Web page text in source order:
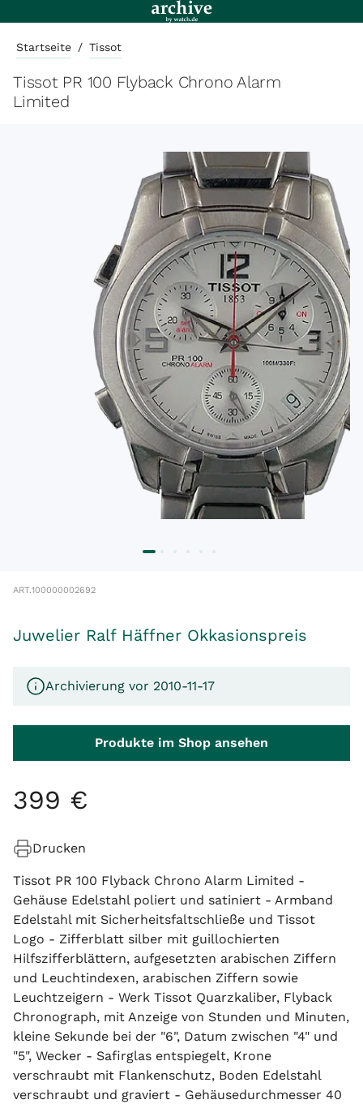
Startseite / Tissot
Tissot PR 100 Flyback Chrono Alarm
Limited
ART.100000002692
Juwelier Ralf Häffner Okkasionspreis
Archivierung vor 2010-11-17
Produkte im Shop ansehen
399 €
Drucken
Tissot PR 100 Flyback Chrono Alarm Limited -
Gehäuse Edelstahl poliert und satiniert - Armband
Edelstahl mit Sicherheitsfaltschließe und Tissot
Logo - Zifferblatt silber mit guillochierten
Hilfszifferblättern, aufgesetzten arabischen Ziffern
und Leuchtindexen, arabischen Ziffern sowie
Leuchtzeigern - Werk Tissot Quarzkaliber, Flyback
Chronograph, mit Anzeige von Stunden und Minuten,
kleine Sekunde bei der "6", Datum zwischen "4" und
"5", Wecker - Safirglas entspiegelt, Krone
verschraubt mit Flankenschutz, Boden Edelstahl
verschraubt und graviert - Gehäusedurchmesser 40